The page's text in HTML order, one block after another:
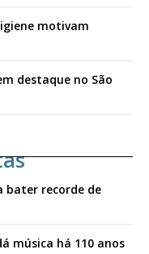
motivam
destaque no São
bater recorde de
música há 110 anos